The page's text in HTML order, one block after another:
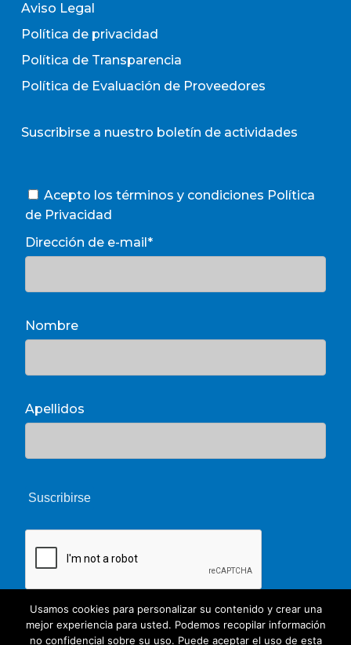
Aviso Legal
Política de privacidad
Política de Transparencia
Política de Evaluación de Proveedores
Suscribirse a nuestro boletín de actividades
Acepto los términos y condiciones Política
de Privacidad
Dirección de e-mail*
Nombre
Apellidos
Usamos cookies para personalizar su contenido y crear una
mejor experiencia para usted. Podemos recopilar información
no confidencial sobre su uso. Puede aceptar el uso de esta